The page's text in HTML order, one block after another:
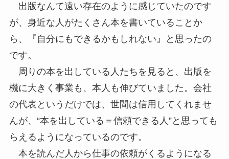
出版なんて遠い存在のように感じていたのです
が、身近な人がたくさん本を書いていることか
ら、『自分にもできるかもしれない』と思ったの
です。
周りの本を出している人たちを見ると、出版を
機に大きく事業も、本人も伸びていました。会社
の代表というだけでは、世間は信用してくれませ
んが、“本を出している＝信頼できる人”と思っても
らえるようになっているのです。
本を読んだ人から仕事の依頼がくるようになる